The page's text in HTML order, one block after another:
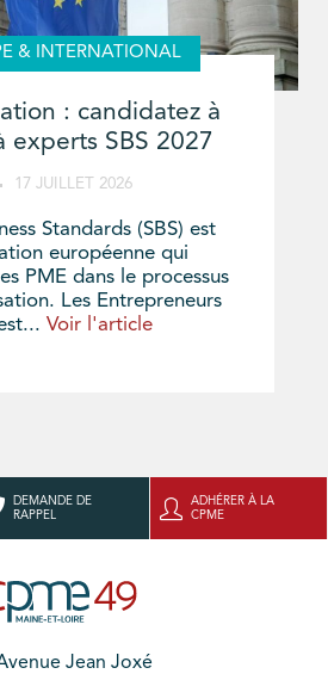
& INTERNATIONAL
: candidatez à
experts SBS 2027
17 JUILLET 2026
Standards (SBS) est
européenne qui
PME dans le processus
Les Entrepreneurs
Voir l'article
DEMANDE DE
RAPPEL
ADHÉRER À LA
CPME
Jean Joxé